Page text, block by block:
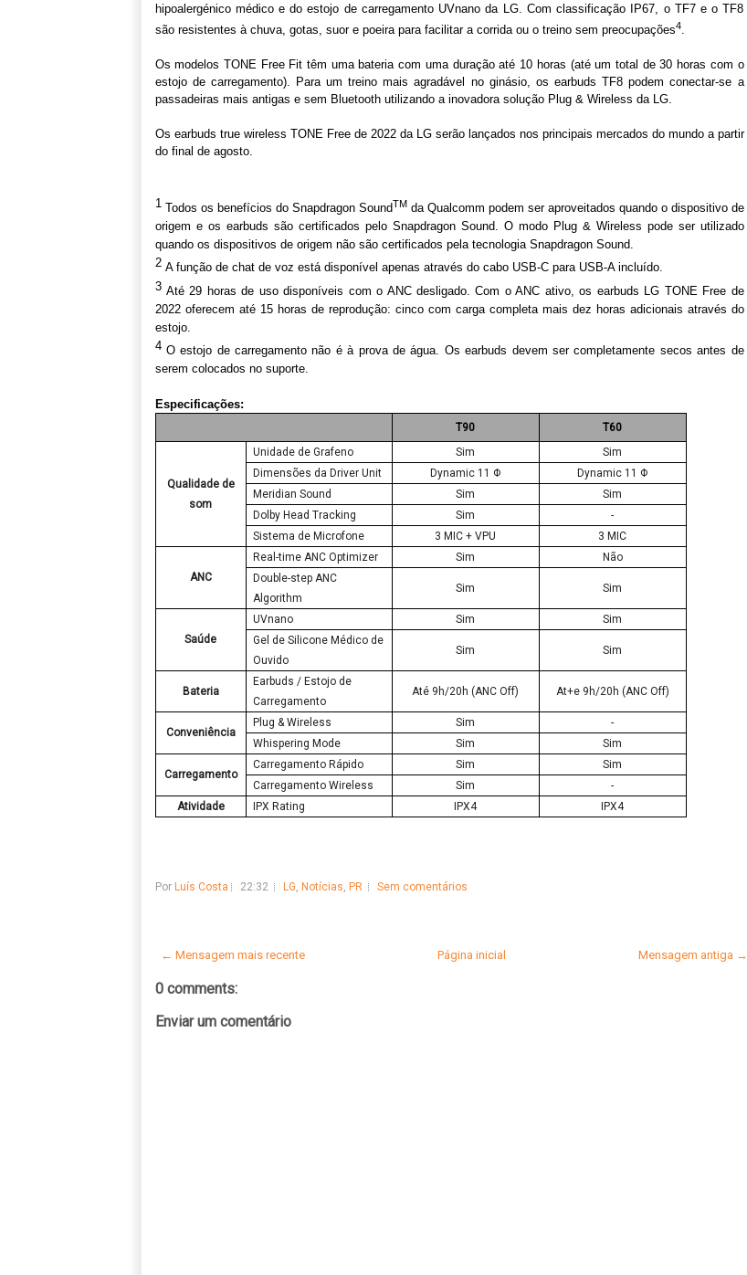
hipoalergénico médico e do estojo de carregamento UVnano da LG. Com classificação IP67, o TF7 e o TF8
são resistentes à chuva, gotas, suor e poeira para facilitar a corrida ou o treino sem preocupações4.
Os modelos TONE Free Fit têm uma bateria com uma duração até 10 horas (até um total de 30 horas com o
estojo de carregamento). Para um treino mais agradável no ginásio, os earbuds TF8 podem conectar-se a
passadeiras mais antigas e sem Bluetooth utilizando a inovadora solução Plug & Wireless da LG.
Os earbuds true wireless TONE Free de 2022 da LG serão lançados nos principais mercados do mundo a partir
do final de agosto.
1Todos os benefícios do Snapdragon SoundTMda Qualcomm podem ser aproveitados quando o dispositivo de
origem e os earbuds são certificados pelo Snapdragon Sound. O modo Plug & Wireless pode ser utilizado
quando os dispositivos de origem não são certificados pela tecnologia Snapdragon Sound.
2A função de chat de voz está disponível apenas através do cabo USB-C para USB-A incluído.
3Até 29 horas de uso disponíveis com o ANC desligado. Com o ANC ativo, os earbuds LG TONE Free de
2022 oferecem até 15 horas de reprodução: cinco com carga completa mais dez horas adicionais através do
estojo.
4O estojo de carregamento não é à prova de água. Os earbuds devem ser completamente secos antes de
serem colocados no suporte.
Especificações:
T90 T60
Qualidade de
som
Unidade de Grafeno Sim
Sim
Dimensões da Driver Unit
Dynamic 11 Φ
Dynamic 11 Φ
Meridian Sound
Sim
Sim
Dolby Head Tracking
Sim
-
Sistema de Microfone
3 MIC + VPU 3 MIC
ANC
Real-time ANC Optimizer Sim
Não
Double-step ANC
Algorithm
Sim Sim
Saúde
UVnano Sim
Sim
Gel de Silicone Médico de
Ouvido
Sim Sim
Bateria
Earbuds / Estojo de
Carregamento
Até 9h/20h (ANC Off) At+e 9h/20h (ANC Off)
Conveniência
Plug & Wireless Sim
-
Whispering Mode
Sim Sim
Carregamento
Carregamento Rápido Sim
Sim
Carregamento Wireless
Sim
-
Atividade
IPX Rating IPX4 IPX4
Por Luís Costa 22:32 LG, Notícias, PR Sem comentários
← Mensagem mais recente Mensagem antiga →
Página inicial
0 comments:
Enviar um comentário